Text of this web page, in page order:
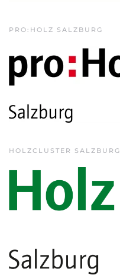
PRO:HOLZ SALZBURG
HOLZCLUSTER SALZBURG